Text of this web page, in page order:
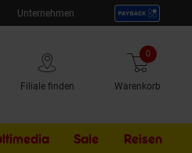
Unternehmen
Filiale finden Warenkorb
0 Artikel
Sale Externer
Reisen